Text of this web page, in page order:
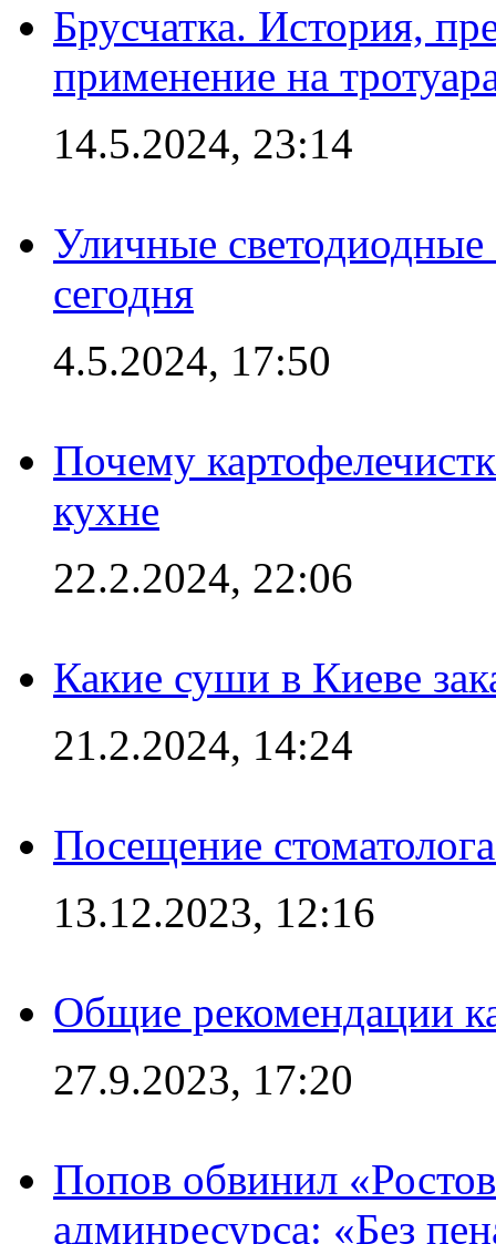
Брусчатка. История,
применение на
14.5.2024, 23:14
Уличные
сегодня
4.5.2024, 17:50
Почему
кухне
22.2.2024, 22:06
Какие суши в Киеве
21.2.2024, 14:24
Посещение
13.12.2023, 12:16
Общие рекомендации
27.9.2023, 17:20
Попов обвинил
админресурса: «Без